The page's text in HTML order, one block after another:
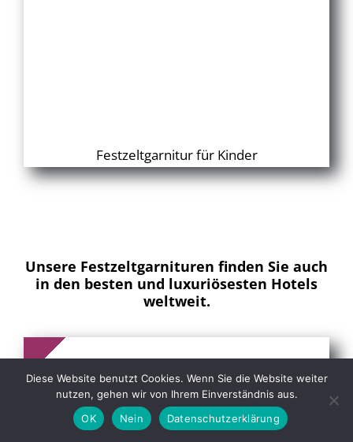
Festzeltgarnitur für Kinder
Unsere Festzeltgarnituren finden Sie auch
in den besten und luxuriösesten Hotels
weltweit.
Diese Website benutzt Cookies. Wenn Sie die Website weiter
nutzen, gehen wir von Ihrem Einverständnis aus.
OK
Nein Datenschutzerklärung